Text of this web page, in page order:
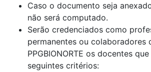
Caso o documento seja
não será computado.
Serão credenciados como
permanentes ou colaboradores
PPGBIONORTE os docentes
seguintes critérios: